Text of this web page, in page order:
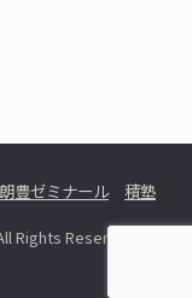
朗豊ゼミナール 積塾
Rights Reserved.